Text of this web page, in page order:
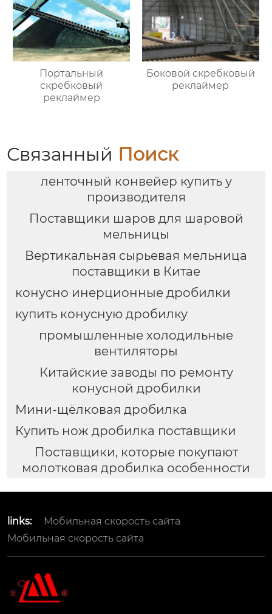
Портальный
скребковый
реклаймер
Боковой скребковый
реклаймер
Связанный Поиск
ленточный конвейер купить у
производителя
Поставщики шаров для шаровой
мельницы
Вертикальная сырьевая мельница
поставщики в Китае
конусно инерционные дробилки
купить конусную дробилку
промышленные холодильные
вентиляторы
Китайские заводы по ремонту
конусной дробилки
Мини-щёлковая дробилка
Купить нож дробилка поставщики
Поставщики, которые покупают
молотковая дробилка особенности
links:
Мобильная скорость сайта
Мобильная скорость сайта